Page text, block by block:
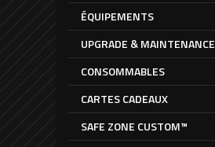
ÉQUIPEMENTS
UPGRADE & MAINTENANCE
CONSOMMABLES
CARTES CADEAUX
SAFE ZONE CUSTOM™